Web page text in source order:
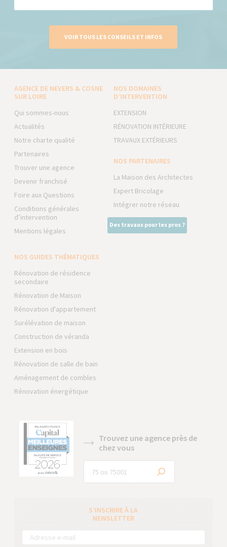
VOIR TOUS LES CONSEILS ET INFOS
AGENCE DE NEVERS & COSNE
SUR LOIRE
Qui sommes-nous
Actualités
Notre charte qualité
Partenaires
Trouver une agence
Devenir franchisé
Foire aux Questions
Conditions générales
d’intervention
Mentions légales
NOS DOMAINES
D’INTERVENTION
EXTENSION
RÉNOVATION INTÉRIEURE
TRAVAUX EXTÉRIEURS
NOS PARTENAIRES
La Maison des Architectes
Expert Bricolage
Intégrer notre réseau
Des travaux pour les pros ?
NOS GUIDES THÉMATIQUES
Rénovation de résidence
secondaire
Rénovation de Maison
Rénovation d'appartement
Surélévation de maison
Construction de véranda
Extension en bois
Rénovation de salle de bain
Aménagement de combles
Rénovation énergétique
Trouvez une agence près de
chez vous
S’INSCRIRE À LA
NEWSLETTER